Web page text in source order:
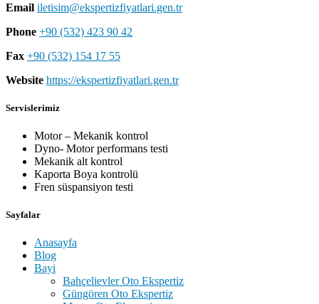
Email iletisim@ekspertizfiyatlari.gen.tr
Phone +90 (532) 423 90 42
Fax +90 (532) 154 17 55
Website https://ekspertizfiyatlari.gen.tr
Servislerimiz
Motor – Mekanik kontrol
Dyno- Motor performans testi
Mekanik alt kontrol
Kaporta Boya kontrolü
Fren süspansiyon testi
Sayfalar
Anasayfa
Blog
Bayi
Bahçelievler Oto Ekspertiz
Güngören Oto Ekspertiz